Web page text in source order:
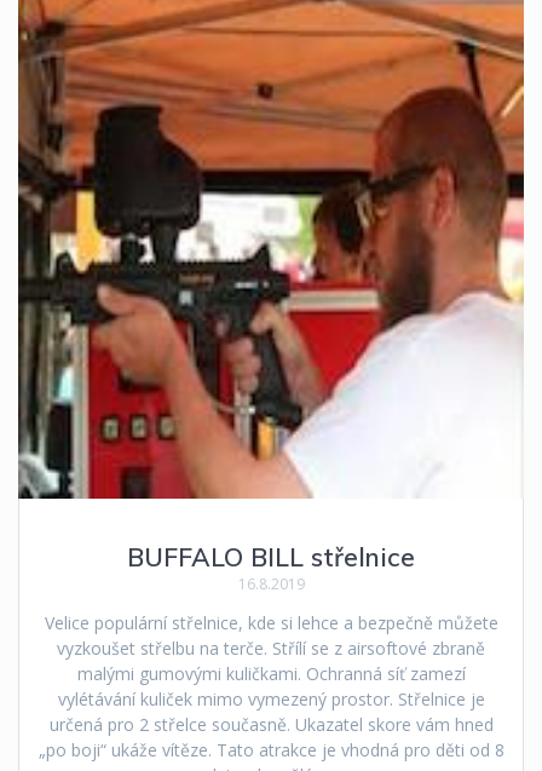
BUFFALO BILL střelnice
16.8.2019
Velice populární střelnice, kde si lehce a bezpečně můžete
vyzkoušet střelbu na terče. Střílí se z airsoftové zbraně
malými gumovými kuličkami. Ochranná síť zamezí
vylétávání kuliček mimo vymezený prostor. Střelnice je
určená pro 2 střelce současně. Ukazatel skore vám hned
„po boji“ ukáže vítěze. Tato atrakce je vhodná pro děti od 8